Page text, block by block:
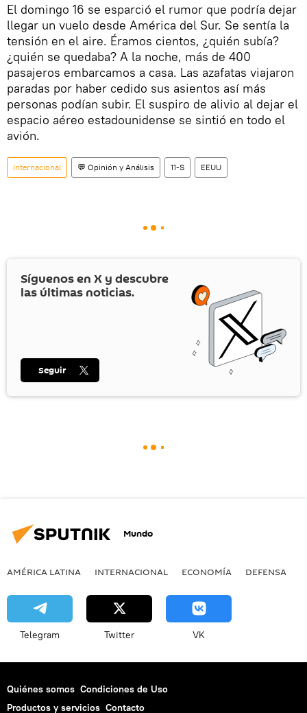
El domingo 16 se esparció el rumor que podría dejar
llegar un vuelo desde América del Sur. Se sentía la
tensión en el aire. Éramos cientos, ¿quién subía?
¿quién se quedaba? A la noche, más de 400
pasajeros embarcamos a casa. Las azafatas viajaron
paradas por haber cedido sus asientos así más
personas podían subir. El suspiro de alivio al dejar el
espacio aéreo estadounidense se sintió en todo el
avión.
Internacional 💬 Opinión y Análisis 11-S EEUU
Síguenos en X y descubre
las últimas noticias.
Seguir
Mundo
AMÉRICA LATINA INTERNACIONAL ECONOMÍA DEFENSA
Telegram Twitter VK
Quiénes somos Condiciones de Uso
Productos y servicios Contacto